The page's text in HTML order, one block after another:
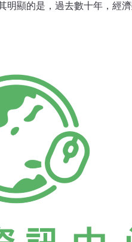
明顯的是，過去數十年，經
產合理化。某一個投資計畫
定。今天，失業的原因並不
影響已經不那麼重要。就以近
的份量?例如，政府激勵服務
的就業策略走向永續發展須得
業機會可能有潛在的正面衝擊
一個關鍵要素是：將外在環境